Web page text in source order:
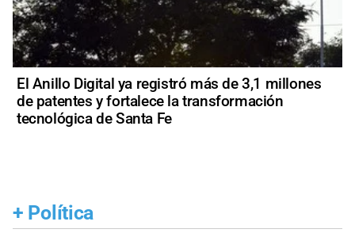
El Anillo Digital ya registró más de 3,1 millones
de patentes y fortalece la transformación
tecnológica de Santa Fe
+ Política